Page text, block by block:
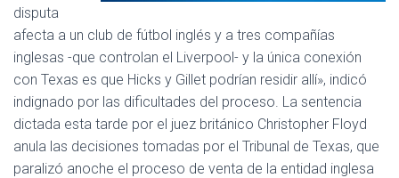
disputa
afecta a un club de fútbol inglés y a tres compañías
inglesas -que controlan el Liverpool- y la única conexión
con Texas es que Hicks y Gillet podrían residir allí», indicó
indignado por las dificultades del proceso. La sentencia
dictada esta tarde por el juez británico Christopher Floyd
anula las decisiones tomadas por el Tribunal de Texas, que
paralizó anoche el proceso de venta de la entidad inglesa